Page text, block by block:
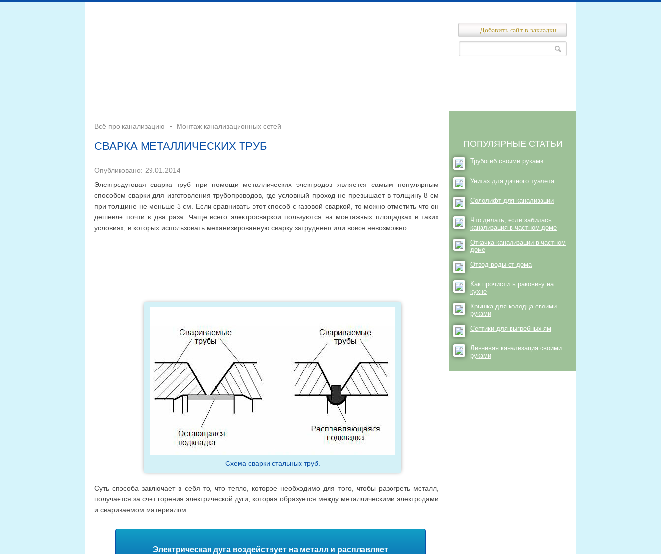
Добавить сайт в закладки
Всё про канализацию Монтаж канализационных сетей
СВАРКА МЕТАЛЛИЧЕСКИХ ТРУБ
Опубликовано: 29.01.2014
Электродуговая сварка труб при помощи металлических электродов является самым популярным
способом сварки для изготовления трубопроводов, где условный проход не превышает в толщину 8 см
при толщине не меньше 3 см. Если сравнивать этот способ с газовой сваркой, то можно отметить что он
дешевле почти в два раза. Чаще всего электросваркой пользуются на монтажных площадках в таких
условиях, в которых использовать механизированную сварку затруднено или вовсе невозможно.
Схема сварки стальных труб.
Суть способа заключает в себя то, что тепло, которое необходимо для того, чтобы разогреть металл,
получается за счет горения электрической дуги, которая образуется между металлическими электродами
и свариваемом материалом.
Электрическая дуга воздействует на металл и расплавляет
ПОПУЛЯРНЫЕ СТАТЬИ
Трубогиб своими руками
Унитаз для дачного туалета
Сололифт для канализации
Что делать, если забилась
канализация в частном доме
Откачка канализации в частном
доме
Отвод воды от дома
Как прочистить раковину на
кухне
Крышка для колодца своими
руками
Септики для выгребных ям
Ливневая канализация своими
руками